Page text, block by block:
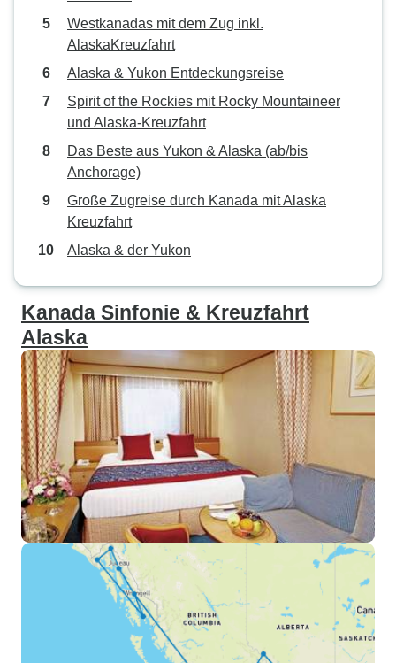
Westkanadas mit dem Zug inkl.
AlaskaKreuzfahrt
Alaska & Yukon Entdeckungsreise
Spirit of the Rockies mit Rocky Mountaineer
und Alaska-Kreuzfahrt
Das Beste aus Yukon & Alaska (ab/bis
Anchorage)
Große Zugreise durch Kanada mit Alaska
Kreuzfahrt
Alaska & der Yukon
Kanada Sinfonie & Kreuzfahrt
Alaska